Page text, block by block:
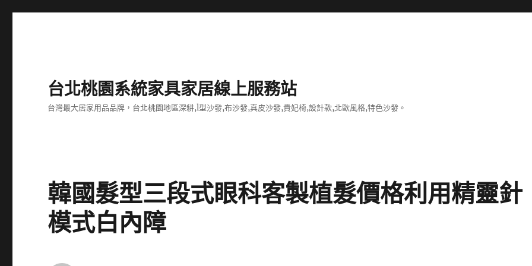
台北桃園系統家具家居線上服務站
台灣最大居家用品品牌，台北桃園地區深耕,l型沙發,布沙發,真皮沙發,貴妃椅,設計款,北歐風格,特色沙發。
韓國髮型三段式眼科客製植髮價格利用精靈針
模式白內障